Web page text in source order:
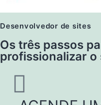
Desenvolvedor de sites
Os três passos
profissionalizar o